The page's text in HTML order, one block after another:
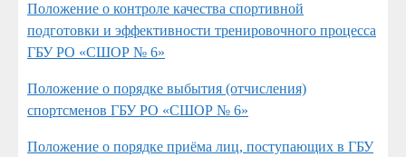
Положение о контроле качества спортивной
подготовки и эффективности тренировочного процесса
ГБУ РО «СШОР № 6»
Положение о порядке выбытия (отчисления)
спортсменов ГБУ РО «СШОР № 6»
Положение о порядке приёма лиц, поступающих в ГБУ